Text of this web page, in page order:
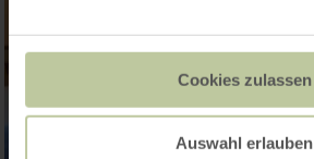
Cookies zulassen
Auswahl erlauben